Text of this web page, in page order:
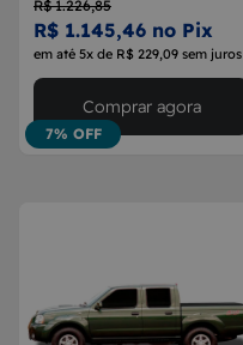
R$ 1.226,85
R$ 1.145,46 no Pix
em até 5x de R$ 229,09 sem juros
7% OFF
Comprar agora